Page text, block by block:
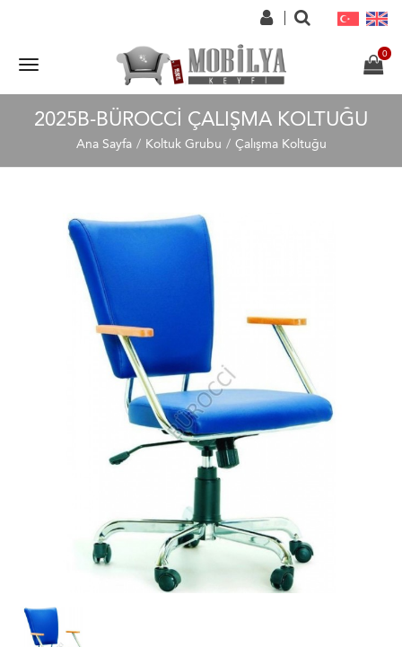
2025B-BÜROCCI ÇALIŞMA KOLTUĞU
Ana Sayfa Koltuk Grubu Çalışma Koltuğu